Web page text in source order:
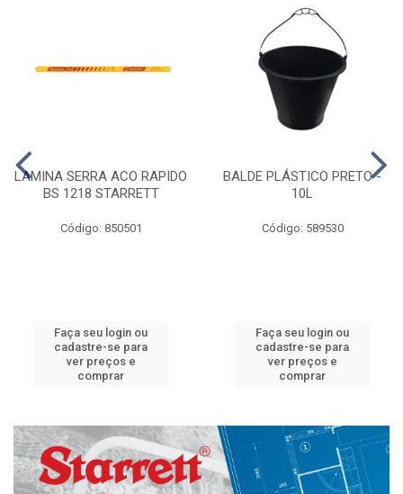
LAMINA SERRA ACO RAPIDO
BS 1218 STARRETT
Código: 850501
Faça seu login ou
cadastre-se para
ver preços e
comprar
BALDE PLÁSTICO PRETO -
10L
Código: 589530
Faça seu login ou
cadastre-se para
ver preços e
comprar